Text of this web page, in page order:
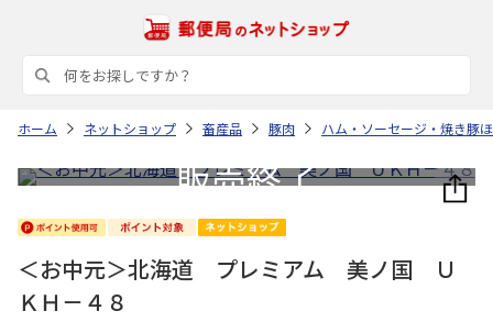
ホーム ネットショップ 畜産品 豚肉 ハム・ソーセージ・焼き豚
＜お中元＞北海道 プレミアム 美ノ国 Ｕ
ＫＨ－４８